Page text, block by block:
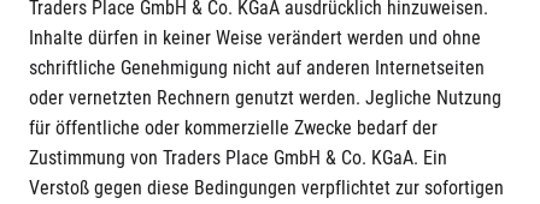
Traders Place GmbH & Co. KGaA ausdrücklich hinzuweisen.
Inhalte dürfen in keiner Weise verändert werden und ohne
schriftliche Genehmigung nicht auf anderen Internetseiten
oder vernetzten Rechnern genutzt werden. Jegliche Nutzung
für öffentliche oder kommerzielle Zwecke bedarf der
Zustimmung von Traders Place GmbH & Co. KGaA. Ein
Verstoß gegen diese Bedingungen verpflichtet zur sofortigen